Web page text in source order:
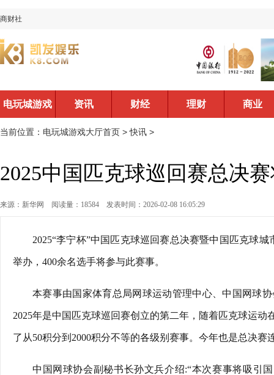
商财社
电玩城游戏
大厅首页
资讯 财经 理财 商业
当前位置： 电玩城游戏大厅首页 >快讯 >
2025中国匹克球巡回赛总决
来源：新华网 阅读量：18584 发表时间：2026-02-08 16:05:29
2025“李宁杯”中国匹克球巡回赛总决赛暨中国匹克球
举办，400余名选手将参与此赛事。
本赛事由国家体育总局网球运动管理中心、中国网球
2025年是中国匹克球巡回赛创立的第二年，随着匹克球运
了从50积分到2000积分不等的各级别赛事。今年也是总决赛
中国网球协会副秘书长孙文兵介绍:“本次赛事将吸引